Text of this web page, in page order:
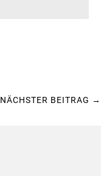
NÄCHSTER BEITRAG →